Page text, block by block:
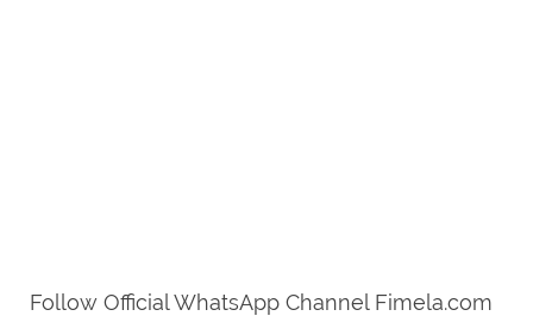
Follow Official WhatsApp Channel Fimela.com